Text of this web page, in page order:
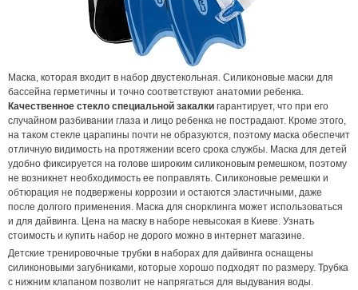
Маска, которая входит в набор двустекольная. Силиконовые маски для
бассейна герметичны и точно соответствуют анатомии ребенка.
Качественное стекло специальной закалки гарантирует, что при его
случайном разбивании глаза и лицо ребенка не пострадают. Кроме этого,
на таком стекле царапины почти не образуются, поэтому маска обеспечит
отличную видимость на протяжении всего срока службы. Маска для детей
удобно фиксируется на голове широким силиконовым ремешком, поэтому
не возникнет необходимость ее поправлять. Силиконовые ремешки и
обтюрация не подвержены коррозии и остаются эластичными, даже
после долгого применения. Маска для снорклинга может использоваться
и для дайвинга. Цена на маску в наборе невысокая в Киеве. Узнать
стоимость и купить набор не дорого можно в интернет магазине.
Детские тренировочные трубки в наборах для дайвинга оснащены
силиконовыми загубниками, которые хорошо подходят по размеру. Трубка
с нижним клапаном позволит не напрягаться для выдувания воды.